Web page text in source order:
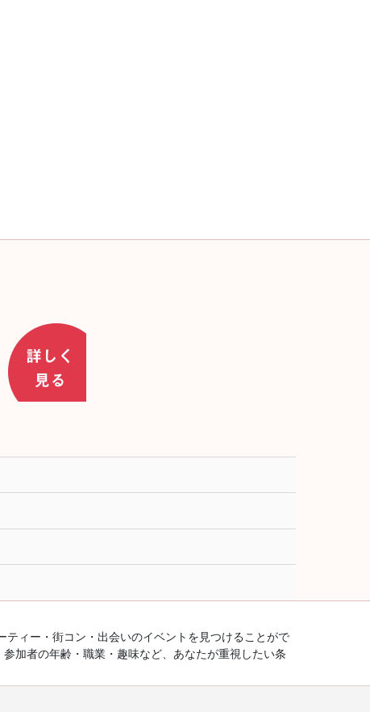
ィー・街コン・出会いのイベントを見つけることがで
加者の年齢・職業・趣味など、あなたが重視したい条